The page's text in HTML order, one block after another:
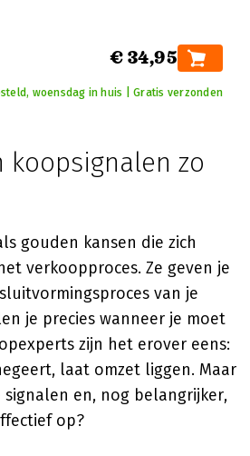
€ 34,95
woensdag in huis | Gratis verzonden
koopsignalen zo
gouden kansen die zich
verkoopproces. Ze geven je
van je
je precies wanneer je moet
zijn het erover eens:
laat omzet liggen. Maar
signalen en, nog belangrijker,
op?